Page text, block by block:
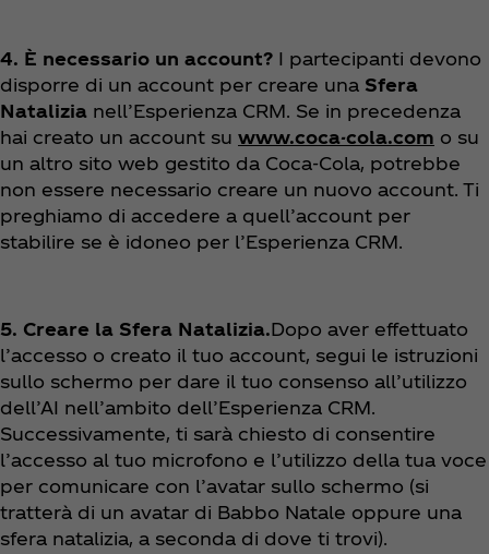
4. È necessario un account? I partecipanti devono
disporre di un account per creare una Sfera
Natalizia nell’Esperienza CRM. Se in precedenza
hai creato un account su www.coca-cola.com o su
un altro sito web gestito da Coca‑Cola, potrebbe
non essere necessario creare un nuovo account. Ti
preghiamo di accedere a quell’account per
stabilire se è idoneo per l’Esperienza CRM.
5. Creare la Sfera Natalizia.Dopo aver effettuato
l’accesso o creato il tuo account, segui le istruzioni
sullo schermo per dare il tuo consenso all’utilizzo
dell’AI nell’ambito dell’Esperienza CRM.
Successivamente, ti sarà chiesto di consentire
l’accesso al tuo microfono e l’utilizzo della tua voce
per comunicare con l’avatar sullo schermo (si
tratterà di un avatar di Babbo Natale oppure una
sfera natalizia, a seconda di dove ti trovi).